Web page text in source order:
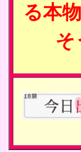
る本
そ